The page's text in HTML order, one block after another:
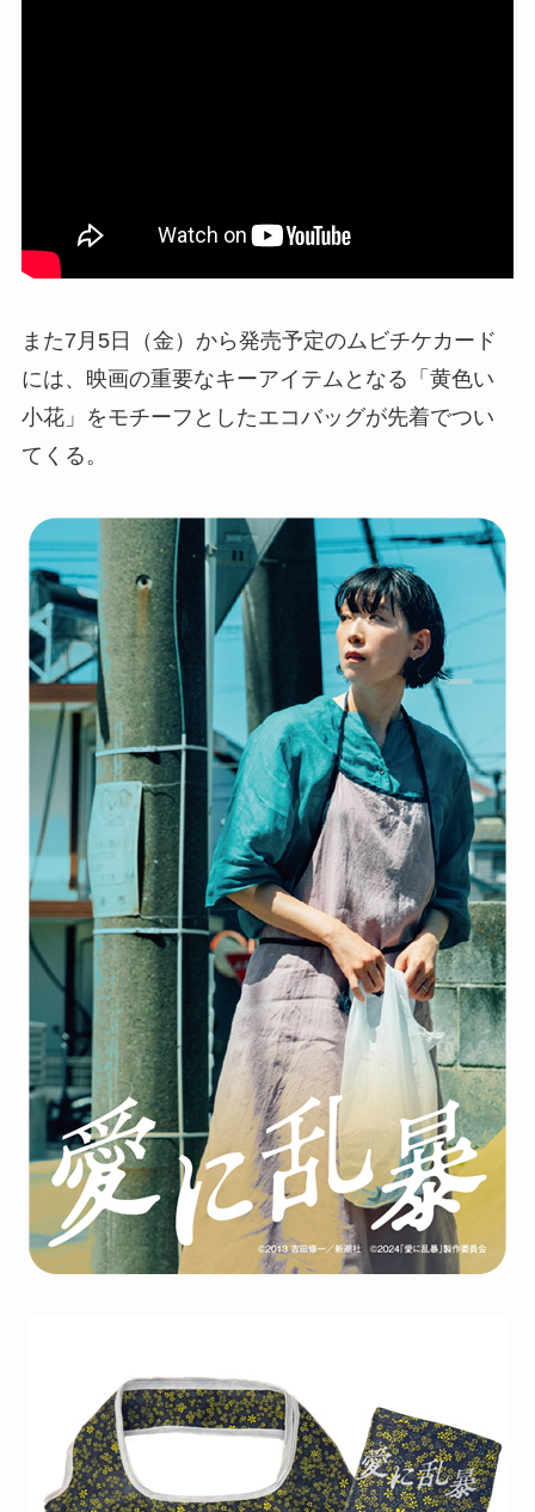
また7月5日（金）から発売予定のムビチケカード
には、映画の重要なキーアイテムとなる「黄色い
小花」をモチーフとしたエコバッグが先着でつい
てくる。